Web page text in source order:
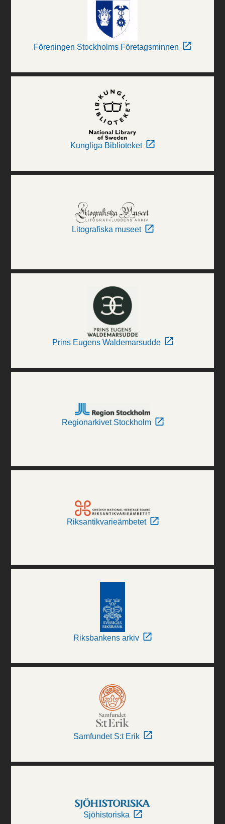
Föreningen Stockholms Företagsminnen
Kungliga Biblioteket
Litografiska museet
Prins Eugens Waldemarsudde
Regionarkivet Stockholm
Riksantikvarieämbetet
Riksbankens arkiv
Samfundet S:t Erik
Sjöhistoriska